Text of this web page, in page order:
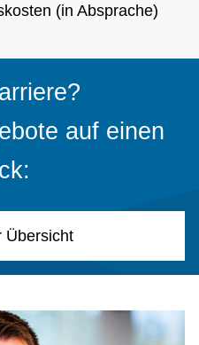
(in Absprache)
auf einen
Übersicht